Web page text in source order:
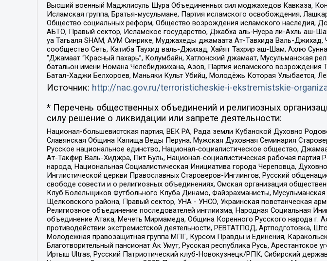
Высший военный Маджлисуль Шура Объединенных сил моджахедов Кавказа,
Исламская группа, Братья-мусульмане, Партия исламского освобождения,
Общество социальных реформ, Общество возрождения исламского наследия,
АБТО, Правый сектор, Исламское государство, Джабха аль-Нусра ли-Ахль аш-
уа Тагьаля SHAM, АУМ Синрике, Муджахеды джамаата Ат-Тавхида Валь-
сообщество Сеть, Катиба Таухид валь-Джихад, Хайят Тахрир аш-Шам, Ахлю
“Джамаат “Красный пахарь”, Колумбайн, Хатлонский джамаат, Мусульманская
батальон имени Номана Челебиджихана, Азов, Партия исламского
Батал-Хаджи Белхороев, Маньяки Культ Убийц, Молодёжь Которая Улыбается,
Источник: http://nac.gov.ru/terroristicheskie-i-ekstremistskie-
* Перечень общественных объединений и религиозных
силу решение о ликвидации или запрете деятельности:
Национал-большевистская партия, ВЕК РА, Рада земли Кубанской Духовно
Славянская Община Капища Веды Перуна, Мужская Духовная Семинария
Русское национальное единство, Национал-социалистическое общество,
Ат-Такфир Валь-Хиджра, Пит Буль, Национал-социалистическая рабочая
народа, Национальная Социалистическая Инициатива города Череповца,
Инглистической церкви Православных Староверов-Инглингов, Русский
свободе совести и о религиозных объединениях, Омская организация
Клуб Болельщиков Футбольного Клуба Динамо, Файзрахманисты,
Щелковского района, Правый сектор, УНА - УНСО, Украинская повстанческая
Религиозное объединение последователей инглиизма, Народная Социальная
объединение Атака, Мечеть Мирмамеда, Община Коренного Русского народа
противодействии экстремистской деятельности, РЕВТАТПОД, Артподготовка,
Молодежная правозащитная группа МПГ, Курсом Правды и Единения,
Благотворительный пансионат Ак Умут, Русская республика Русь,
Иртыш Ultras, Русский Патриотический клуб-Новокузнецк/РПК, Сибирский